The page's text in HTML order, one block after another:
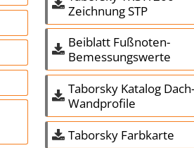
Zeichnung STP
Beiblatt Fußnoten-
Bemessungswerte
Taborsky Katalog Dach-
Wandprofile
Taborsky Farbkarte